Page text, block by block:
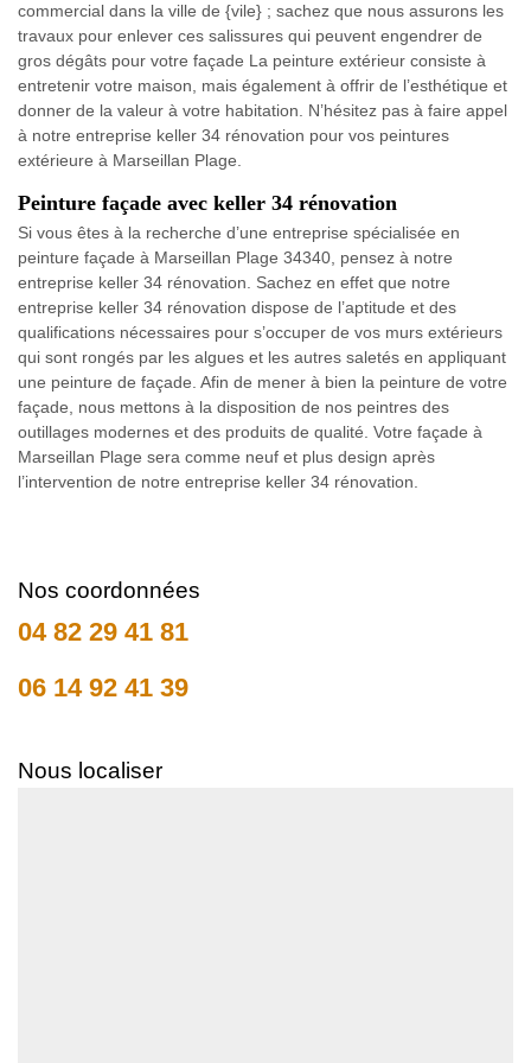
commercial dans la ville de {vile} ; sachez que nous assurons les
travaux pour enlever ces salissures qui peuvent engendrer de
gros dégâts pour votre façade La peinture extérieur consiste à
entretenir votre maison, mais également à offrir de l’esthétique et
donner de la valeur à votre habitation. N’hésitez pas à faire appel
à notre entreprise keller 34 rénovation pour vos peintures
extérieure à Marseillan Plage.
Peinture façade avec keller 34 rénovation
Si vous êtes à la recherche d’une entreprise spécialisée en
peinture façade à Marseillan Plage 34340, pensez à notre
entreprise keller 34 rénovation. Sachez en effet que notre
entreprise keller 34 rénovation dispose de l’aptitude et des
qualifications nécessaires pour s’occuper de vos murs extérieurs
qui sont rongés par les algues et les autres saletés en appliquant
une peinture de façade. Afin de mener à bien la peinture de votre
façade, nous mettons à la disposition de nos peintres des
outillages modernes et des produits de qualité. Votre façade à
Marseillan Plage sera comme neuf et plus design après
l’intervention de notre entreprise keller 34 rénovation.
Nos coordonnées
04 82 29 41 81
06 14 92 41 39
Nous localiser